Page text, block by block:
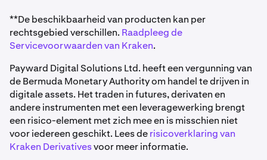
**De beschikbaarheid van producten kan per
rechtsgebied verschillen. Raadpleeg de
Servicevoorwaarden van Kraken.
Payward Digital Solutions Ltd. heeft een vergunning van
de Bermuda Monetary Authority om handel te drijven in
digitale assets. Het traden in futures, derivaten en
andere instrumenten met een leveragewerking brengt
een risico-element met zich mee en is misschien niet
voor iedereen geschikt. Lees derisicoverklaring van
Kraken Derivativesvoor meer informatie.